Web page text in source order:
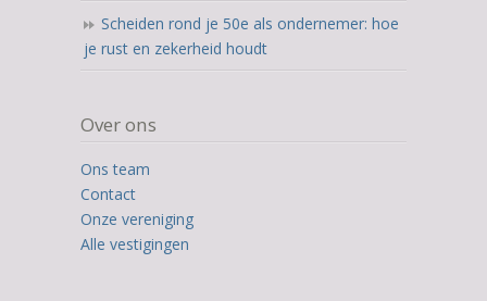
Scheiden rond je 50e als ondernemer: hoe
je rust en zekerheid houdt
Over ons
Ons team
Contact
Onze vereniging
Alle vestigingen